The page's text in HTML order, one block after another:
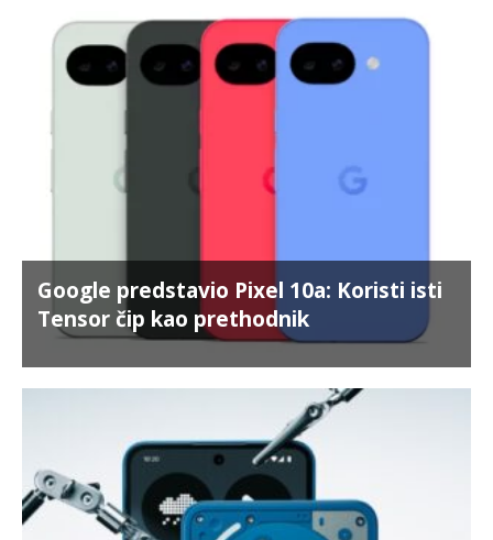
Google predstavio Pixel 10a: Koristi isti
Tensor čip kao prethodnik